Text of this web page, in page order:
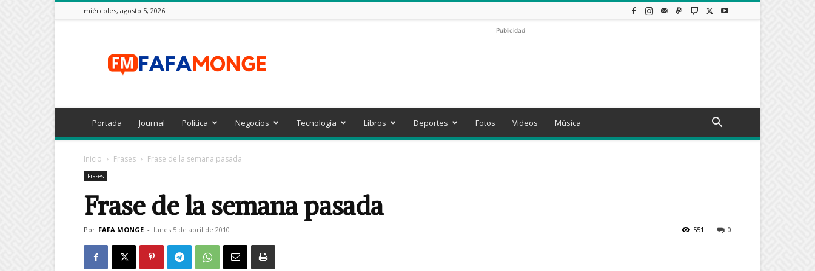
miércoles, agosto 5, 2026
Publicidad
Portada Journal Política Negocios Tecnología Libros Deportes Fotos Videos Música
Inicio Frases Frase de la semana pasada
Frases
Frase de la semana pasada
Por FAFA MONGE - lunes 5 de abril de 2010 0
551